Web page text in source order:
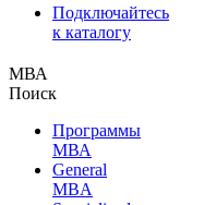
Подключайтесь
к каталогу
МВА
Поиск
Программы
МВА
General
MBA